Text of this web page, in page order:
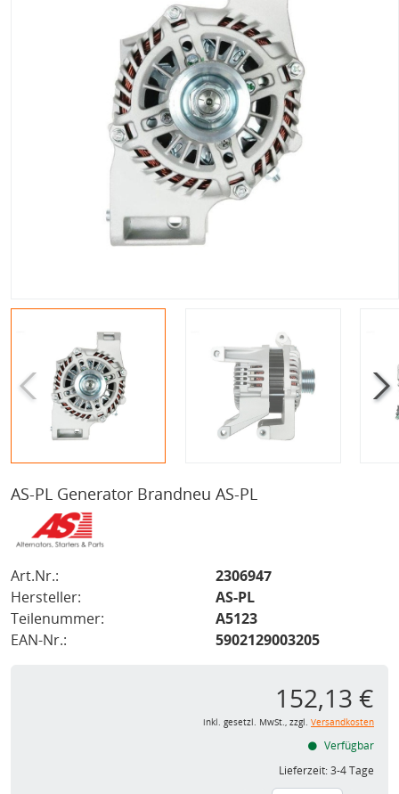
AS-PL Generator Brandneu AS-PL
Art.Nr.:
2306947
Hersteller:
AS-PL
Teilenummer:
A5123
EAN-Nr.:
5902129003205
152,13 €
inkl. gesetzl. MwSt., zzgl. Versandkosten
Verfügbar
Lieferzeit:3-4 Tage